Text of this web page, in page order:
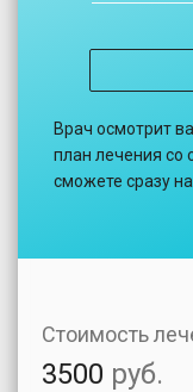
Врач осмотрит
план лечения со
сможете сразу
Стоимость
3500 руб.